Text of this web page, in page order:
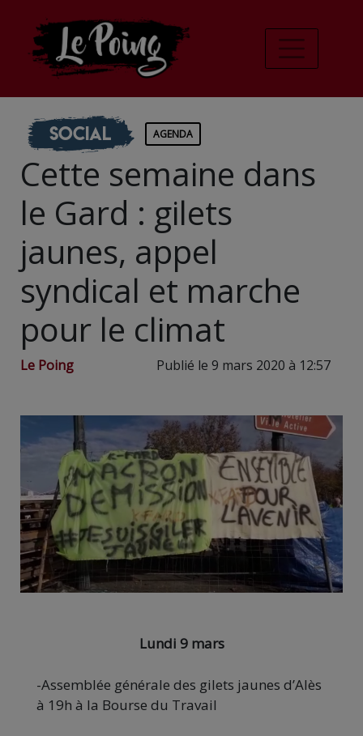
Social AGENDA
Cette semaine dans
le Gard : gilets
jaunes, appel
syndical et marche
pour le climat
Le Poing Publié le 9 mars 2020 à 12:57
Lundi 9 mars
-Assemblée générale des gilets jaunes d’Alès
à 19h à la Bourse du Travail